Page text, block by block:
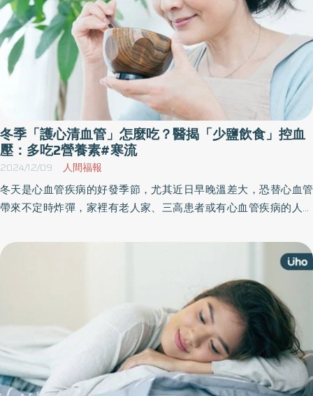
應立刻撥打119，並記下發作時間，3小時內迅速就醫，把握黃金治
療期。 「722」血壓管理測量密碼 掌握自己的血壓狀況，預防慢性
病發生。衛生福利部國民健康署建議，高血壓患者應落實「722」量
血壓原則：「7」連續7天量測、「2」早上起床後、晚上睡覺前各量
1次、「2」每次量2遍，透過「定期量測」清楚掌握血壓變化狀況，
做好血壓管理。相關訊息請撥打臺北市民當家熱線1999（外縣市
02-2720-8889）轉1804及洽詢臺北市十二區健康服務中心或上臺
北市政府衛生局網站（https://health.gov.taipei)查詢。
使血管收縮以減少熱能散失；然而，血管一旦收縮，周邊阻力便會
增加，心臟需要更費力才能輸送血液，導致血壓上升。因此，許多
人在冬天常感到血壓波動較大，三高族群、心血管疾病患者或長期
臥床者，更需提高警覺。 陳松義院長特別提出「低溫保健5大策
略」，助您安度寒冬： 一、守護「血管彈性」：緩解溫差衝擊 首重
保暖： 重點保護頭、頸、手、腳等末梢部位，避免血管因進出室內
外溫差過大而劇烈收縮。 緩身起床： 早晨醒來建議在被窩中多賴床
5分鐘，稍微活動四肢暖身後再下床，避免姿勢性低血壓或冷空氣刺
激。 二、優化飲食與生活習慣：內在保養 足量飲水： 定時補充溫開
水（除限水族群外），促進血液循環，降低血液濃稠度。 清淡飲
食： 掌握低油、低鹽、低糖原則，並攝取適量優質蛋白與膳食纖
控數值： 三高患者務必按時服藥，並定期量測血壓、血糖。 三、預
然舒服，但水溫過高會帶走保護表皮的天然油脂，引發紅斑、脫屑
與劇癢。建議水溫控制在 38°C 左右，洗完澡趁身體微濕時，立即塗
抹含植物油成分的滋養霜鎖住水分。 環境保濕： 長時間待在暖氣房
容易讓呼吸道黏膜變脆弱。建議在室內放置一杯水或使用加濕器，
維持環境濕度，這對保護呼吸道與肌膚至關重要。 四、打造「修復
型睡眠」：重啟身體活力 睡眠不只是休息，更是身體的修復期。擁
冬季「護心清血管」怎麼吃？醫揭「少鹽飲食」控血
壓：多吃2營養素#寒流
2024/12/09 人間福報
冬天是心血管疾病的好發季節，尤其近日早晚溫差大，恐替心血管
帶來不定時炸彈，家裡有老人家、三高患者或有心血管疾病的人，
除了保暖、定期量測血壓外，也要注意飲食習慣，少鹽飲食可以幫